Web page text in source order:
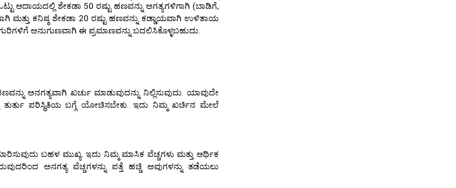
ಆದಾಯದಲ್ಲಿ ಶೇಕಡಾ 50 ರಷ್ಟು ಹಣವನ್ನು ಅಗತ್ಯಗಳಿಗಾಗಿ (ಬಾಡಿಗೆ,
ಮತ್ತು ಕನಿಷ್ಠ ಶೇಕಡಾ 20 ರಷ್ಟು ಹಣವನ್ನು ಕಡ್ಡಾಯವಾಗಿ ಉಳಿತಾಯ
ಅನುಗುಣವಾಗಿ ಈ ಪ್ರಮಾಣವನ್ನು ಬದಲಿಸಿಕೊಳ್ಳಬಹುದು.
ಅನಗತ್ಯವಾಗಿ ಖರ್ಚು ಮಾಡುವುದನ್ನು ನಿಲ್ಲಿಸುವುದು. ಯಾವುದೇ
ತುರ್ತು ಪರಿಸ್ಥಿತಿಯ ಬಗ್ಗೆ ಯೋಚಿಸಬೇಕು. ಇದು ನಿಮ್ಮ ಖರ್ಚಿನ ಮೇಲೆ
ಬಹಳ ಮುಖ್ಯ. ಇದು ನಿಮ್ಮ ಮಾಸಿಕ ವೆಚ್ಚಗಳು ಮತ್ತು ಆರ್ಥಿಕ
ಅನಗತ್ಯ ವೆಚ್ಚಗಳನ್ನು ಪತ್ತೆ ಹಚ್ಚಿ ಅವುಗಳನ್ನು ತಡೆಯಲು